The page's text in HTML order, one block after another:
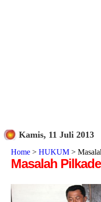
Kamis, 11 Juli 2013
Home > HUKUM >
Masalah